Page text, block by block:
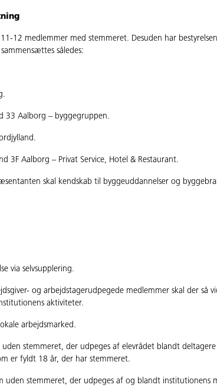
12 medlemmer med stemmeret. Desuden har
således:
33 Aalborg – byggegruppen.
3F Aalborg – Privat Service, Hotel & Restaurant.
skal kendskab til byggeuddannelser og
via selvsupplering.
og arbejdstagerudpegede medlemmer skal der
aktiviteter.
arbejdsmarked.
stemmeret, der udpeges af elevrådet blandt
er fyldt 18 år, der har stemmeret.
uden stemmeret, der udpeges af og blandt institutionens